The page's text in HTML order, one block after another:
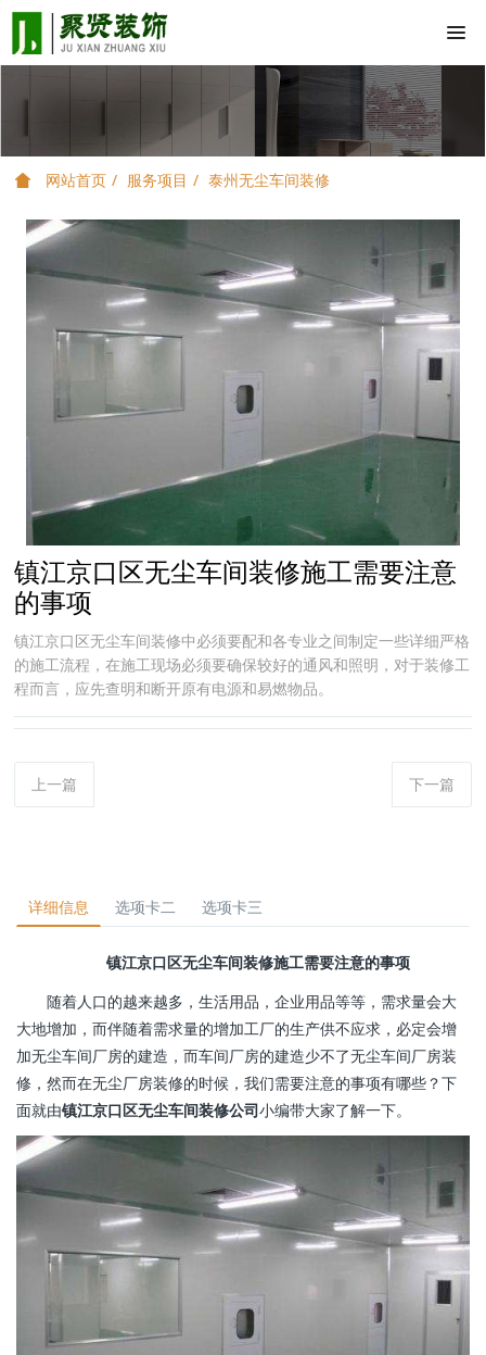
网站首页 服务项目 泰州无尘车间装修
镇江京口区无尘车间装修施工需要注意
的事项
镇江京口区无尘车间装修中必须要配和各专业之间制定一些详细严格
的施工流程，在施工现场必须要确保较好的通风和照明，对于装修工
程而言，应先查明和断开原有电源和易燃物品。
上一篇 下一篇
详细信息 选项卡二 选项卡三
镇江京口区无尘车间装修施工需要注意的事项
随着人口的越来越多，生活用品，企业用品等等，需求量会大
大地增加，而伴随着需求量的增加工厂的生产供不应求，必定会增
加无尘车间厂房的建造，而车间厂房的建造少不了无尘车间厂房装
修，然而在无尘厂房装修的时候，我们需要注意的事项有哪些？下
面就由镇江京口区无尘车间装修公司小编带大家了解一下。